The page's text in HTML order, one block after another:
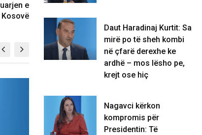
e
Daut Haradinaj Kurtit: Sa
mirë po të sheh kombi
në çfarë derexhe ke
ardhë – mos lësho pe,
krejt ose hiç
Nagavci kërkon
kompromis për
Presidentin: Të